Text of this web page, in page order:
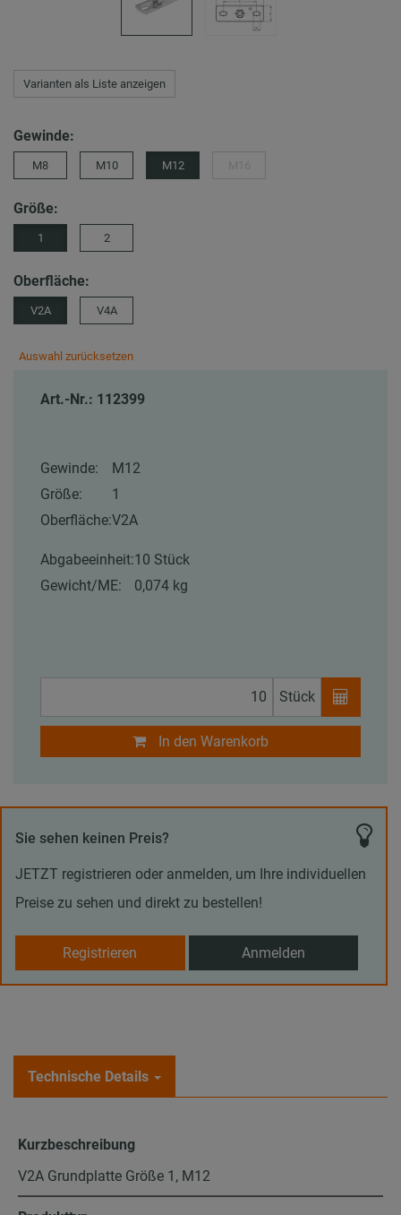
Varianten als Liste anzeigen
Gewinde:
M8 M10 M12
Größe:
1 2
Oberfläche:
V2A V4A
Auswahl zurücksetzen
Art.-Nr.: 112399
Gewinde:
M12
Größe:
1
Oberfläche:V2A
Abgabeeinheit:10 Stück
Gewicht/ME:
0,074 kg
Stück
In den Warenkorb
Sie sehen keinen Preis?
JETZT registrieren oder anmelden, um Ihre individuellen
Preise zu sehen und direkt zu bestellen!
Registrieren Anmelden
Technische Details
Kurzbeschreibung
V2A Grundplatte Größe 1, M12